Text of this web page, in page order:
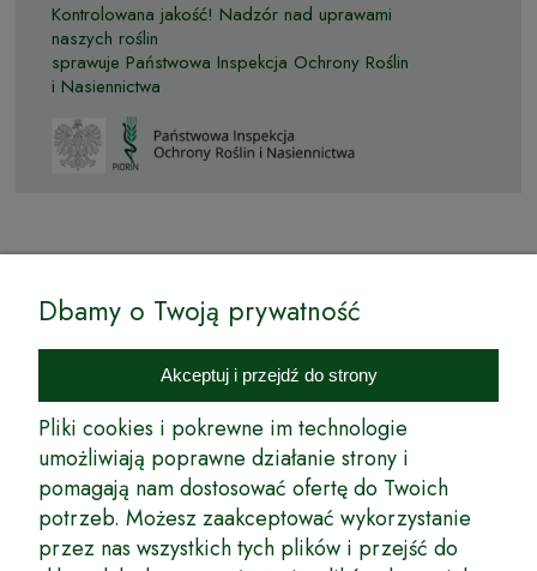
Kontrolowana jakość! Nadzór nad uprawami
naszych roślin
sprawuje Państwowa Inspekcja Ochrony Roślin
i Nasiennictwa
Internetowy Sklep Ogrodniczy Podkarpackie Sady to inicjatywa
podkarpackich szkółkarzy, której zamierzeniem jest wprowadzenie na
rynek wysokiej jakości drzewek owocowych, drzewek ozdobnych oraz
innych produktów pozwalających na uprawianie zarówno małych, jak
i dużych sadów oraz ogrodów.
Wspólnie stworzyliśmy dla Państwa kompleksową ofertę - wspaniałe
produkty, dary ziemi ze szkółek drzewek ozdobnych i owocowych,
których tradycje sięgają roku 1953. Drzewka produkowane są
z najwyższą starannością przez trzecie pokolenie plantatorów.
Dbamy o Twoją prywatność
Akceptuj i przejdź do strony
Pliki cookies i pokrewne im technologie
umożliwiają poprawne działanie strony i
pomagają nam dostosować ofertę do Twoich
potrzeb. Możesz zaakceptować wykorzystanie
przez nas wszystkich tych plików i przejść do